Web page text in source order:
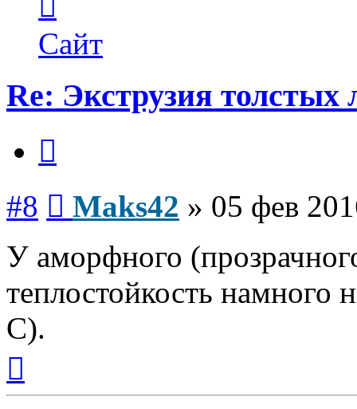
пользователя
Maks42
Сайт
Re: Экструзия
#8 Maks42 » 05 фев
У аморфного
теплостойкость
С).
началу